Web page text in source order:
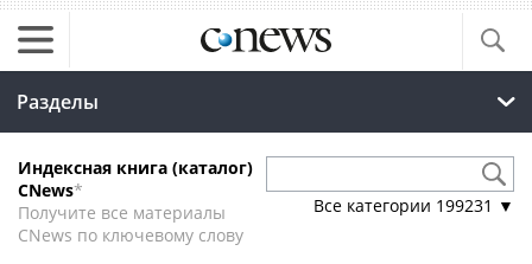
Разделы
Индексная книга (каталог)
CNews*
Получите все материалы
CNews по ключевому слову
Все категории 199231 ▼